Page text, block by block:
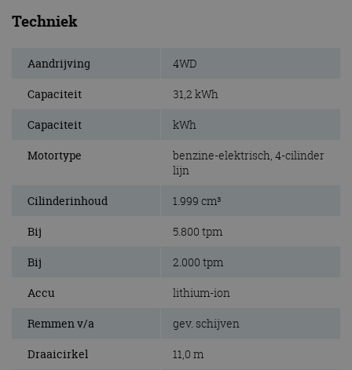
Techniek
Aandrijving 4WD
Capaciteit 31,2 kWh
Capaciteit kWh
Motortype
benzine-elektrisch, 4-cilinder
lijn
Cilinderinhoud 1.999 cm³
Bij 5.800 tpm
Bij 2.000 tpm
Accu lithium-ion
Remmen v/a gev. schijven
Draaicirkel 11,0 m